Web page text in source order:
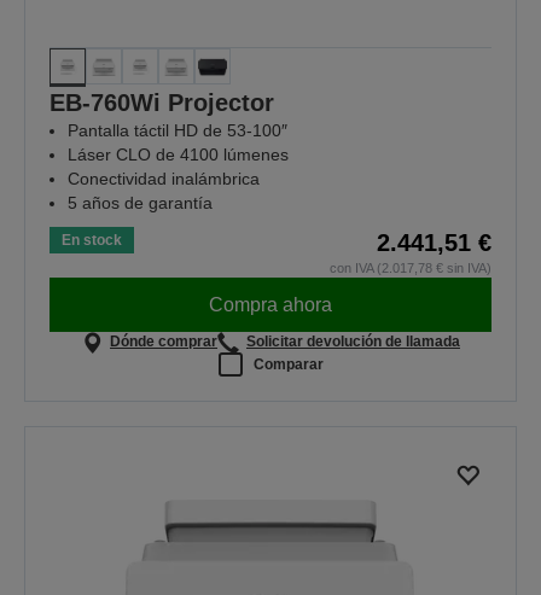
EB-760Wi Projector
Pantalla táctil HD de 53-100″
Láser CLO de 4100 lúmenes
Conectividad inalámbrica
5 años de garantía
En stock 2.441,51 €
con IVA (2.017,78 € sin IVA)
Compra ahora
Dónde comprar
Solicitar devolución de llamada
Comparar